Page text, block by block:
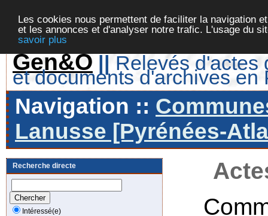
Les cookies nous permettent de faciliter la navigation
et les annonces et d'analyser notre trafic. L'usage du
savoir plus
Gen&O || Relevés d'actes
et documents d'archives en
Navigation ::
Lanusse [Pyrénées-
Recherche directe
Intéressé(e)